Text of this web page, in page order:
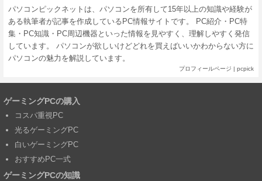
パソコンピックネットは、パソコンを所有して15年以上の知識や経験が
ある執筆者が記事を作成しているPC情報サイトです。 PC紹介・PC特
集・PC知識・PC周辺機器といった情報を見やすく、理解しやすく発信
しています。 パソコンが欲しいけどどれを買えばいいかわからない方に
パソコンの魅力を解説しています。
プロフィールページ | pcpick
ゲーミングPCの購入
コスパ重視PC
光るゲーミングPC
白いゲーミングPC
おすすめPC一式
ゲーミングPCの知識